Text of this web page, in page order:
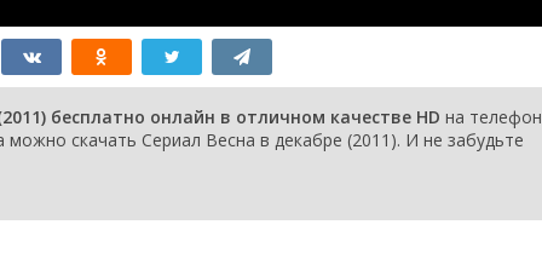
бесплатно онлайн в отличном качестве HD на
скачать Сериал Весна в декабре (2011). И не забудьте